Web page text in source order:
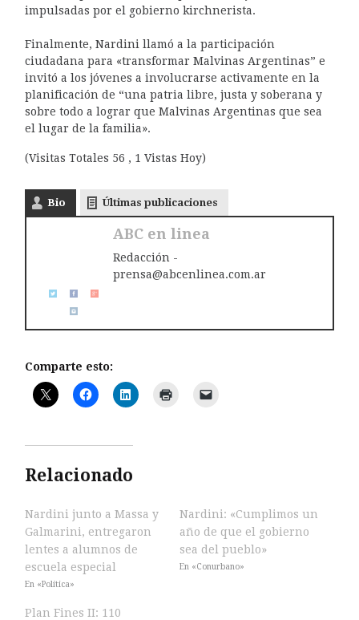
impulsadas por el gobierno kirchnerista.
Finalmente, Nardini llamó a la participación
ciudadana para «transformar Malvinas Argentinas” e
invitó a los jóvenes a involucrarse activamente en la
planificación de “una patria libre, justa y soberana y
sobre todo a lograr que Malvinas Argentinas que sea
el lugar de la familia».
(Visitas Totales 56 , 1 Vistas Hoy)
Bio Últimas publicaciones
ABC en linea
Redacción -
prensa@abcenlinea.com.ar
Comparte esto:
Relacionado
Nardini junto a Massa y
Galmarini, entregaron
lentes a alumnos de
escuela especial
En «Política»
Nardini: «Cumplimos un
año de que el gobierno
sea del pueblo»
En «Conurbano»
Plan Fines II: 110